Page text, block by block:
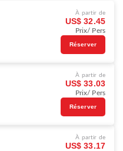
À partir de
US$ 32.45
Prix/ Pers
Réserver
À partir de
US$ 33.03
Prix/ Pers
Réserver
À partir de
US$ 33.17